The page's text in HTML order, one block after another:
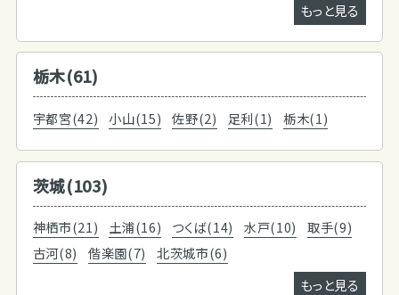
もっと見る
栃木(61)
宇都宮(42) 小山(15) 佐野(2) 足利(1) 栃木(1)
茨城(103)
神栖市(21) 土浦(16) つくば(14) 水戸(10)
取手(9)
古河(8)
偕楽園(7)
北茨城市(6)
もっと見る